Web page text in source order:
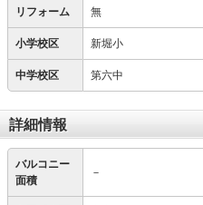
リフォーム 無
小学校区 新堀小
中学校区 第六中
詳細情報
バルコニー
面積
－